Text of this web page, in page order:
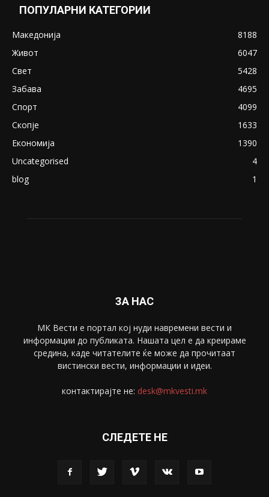
ПОПУЛАРНИ КАТЕГОРИИ
Македонија
8188
Живот
6047
Свет
5428
Забава
4695
Спорт
4099
Скопје
1633
Економија
1390
Uncategorised
4
blog
1
ЗА НАС
МК Вести е портал коj нуди навремени вести и
информации до публиката. Нашата цел е да креираме
средина, каде читателите ќе може да прочитаат
вистински вести, информации и идеи.
контактирајте не: desk@mkvesti.mk
СЛЕДЕТЕ НЕ